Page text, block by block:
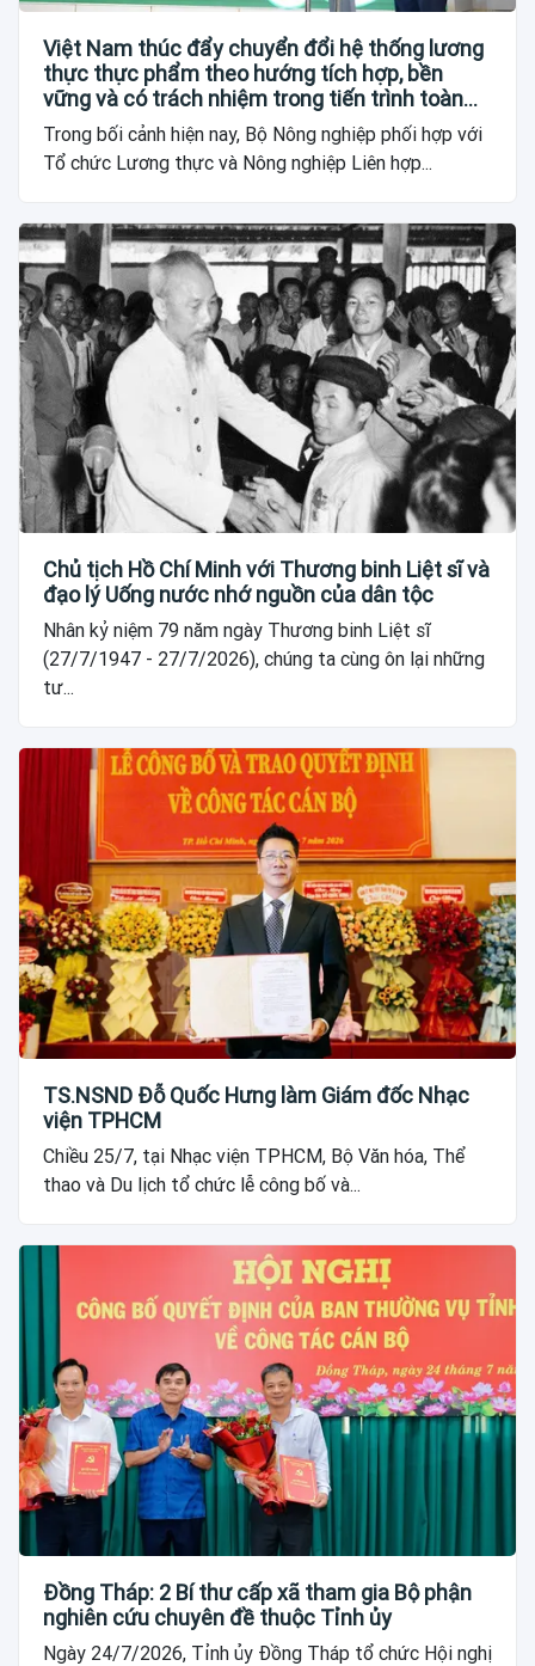
Việt Nam thúc đẩy chuyển đổi hệ thống lương
thực thực phẩm theo hướng tích hợp, bền
vững và có trách nhiệm trong tiến trình toàn
cầu
Trong bối cảnh hiện nay, Bộ Nông nghiệp phối hợp với
Tổ chức Lương thực và Nông nghiệp Liên hợp...
Chủ tịch Hồ Chí Minh với Thương binh Liệt sĩ và
đạo lý Uống nước nhớ nguồn của dân tộc
Nhân kỷ niệm 79 năm ngày Thương binh Liệt sĩ
(27/7/1947 - 27/7/2026), chúng ta cùng ôn lại những
tư...
TS.NSND Đỗ Quốc Hưng làm Giám đốc Nhạc
viện TPHCM
Chiều 25/7, tại Nhạc viện TPHCM, Bộ Văn hóa, Thể
thao và Du lịch tổ chức lễ công bố và...
Đồng Tháp: 2 Bí thư cấp xã tham gia Bộ phận
nghiên cứu chuyên đề thuộc Tỉnh ủy
Ngày 24/7/2026, Tỉnh ủy Đồng Tháp tổ chức Hội nghị